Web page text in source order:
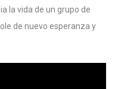
la vida de un grupo de
de nuevo esperanza y